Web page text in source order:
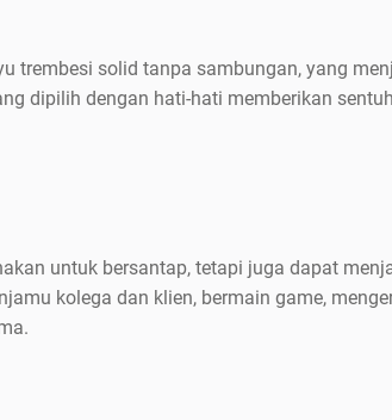
trembesi solid tanpa sambungan, yang
dipilih dengan hati-hati memberikan
untuk bersantap, tetapi juga dapat
kolega dan klien, bermain game,